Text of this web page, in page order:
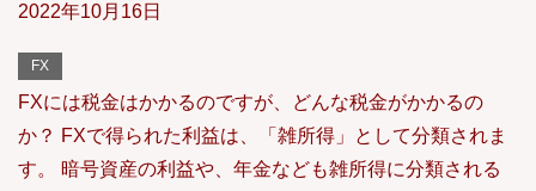
2022年10月16日
FX
FXには税金はかかるのですが、どんな税金がかかるの
か？ FXで得られた利益は、「雑所得」として分類されま
す。 暗号資産の利益や、年金なども雑所得に分類される